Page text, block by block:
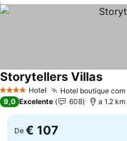
4 EstrelasHotel Hotel boutique
Storytellers Villas
9,0 Excelente 608 a 1.2
De € 107